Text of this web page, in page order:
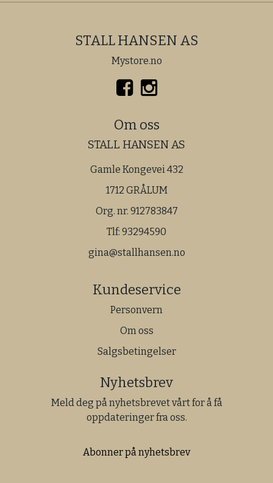
STALL HANSEN AS
Mystore.no
Om oss
STALL HANSEN AS
Gamle Kongevei 432
1712 GRÅLUM
Org. nr. 912783847
Tlf: 93294590
gina@stallhansen.no
Kundeservice
Personvern
Om oss
Salgsbetingelser
Nyhetsbrev
Meld deg på nyhetsbrevet vårt for å få
oppdateringer fra oss.
Abonner på nyhetsbrev